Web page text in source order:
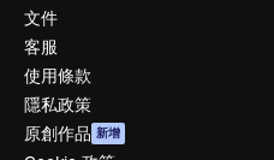
文件
客服
使用條款
隱私政策
原創作品 新增